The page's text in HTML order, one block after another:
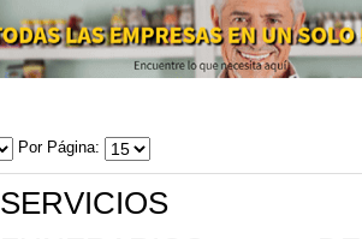
Por Página
SERVICIOS